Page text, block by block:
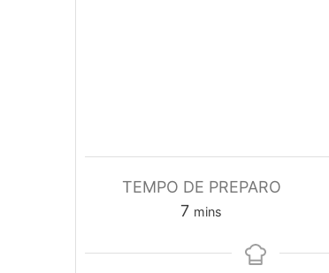
TEMPO DE PREPARO
7minutes
mins